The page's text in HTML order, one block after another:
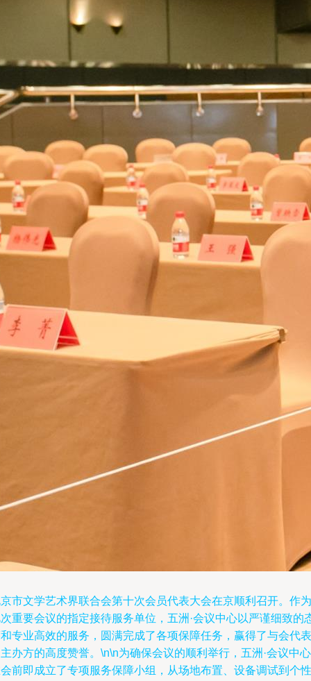
市文学艺术界联合会第十次会员代表大会在京顺利召开。作为
重要会议的指定接待服务单位，五洲·会议中心以严谨细致的
专业高效的服务，圆满完成了各项保障任务，赢得了与会代表
办方的高度赞誉。\n\n为确保会议的顺利举行，五洲·会议中心
前即成立了专项服务保障小组，从场地布置、设备调试到个性